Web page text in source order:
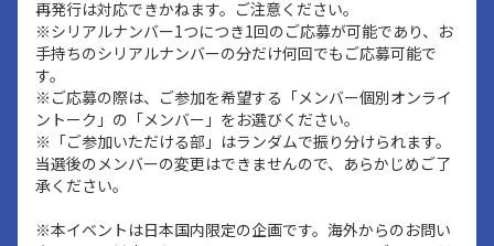
再発行は対応できかねます。ご注意ください。
※シリアルナンバー1つにつき1回のご応募が可能であり、お
手持ちのシリアルナンバーの分だけ何回でもご応募可能で
す。
※ご応募の際は、ご参加を希望する「メンバー個別オンライ
ントーク」の「メンバー」をお選びください。
※「ご参加いただける部」はランダムで振り分けられます。
当選後のメンバーの変更はできませんので、あらかじめご了
承ください。
※本イベントは日本国内限定の企画です。海外からのお問い